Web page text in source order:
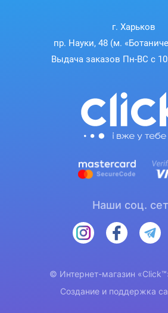
г. Харьков
пр. Науки, 48 (м.
Выдача заказов Пн-ВС с
Наши соц.
© Интернет-магазин
Создание и поддержка